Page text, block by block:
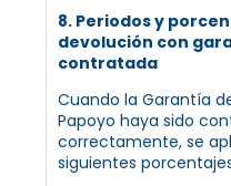
8. Periodos y
devolución con
contratada
Cuando la Garantía
Papoyo haya sido
correctamente, se
siguientes